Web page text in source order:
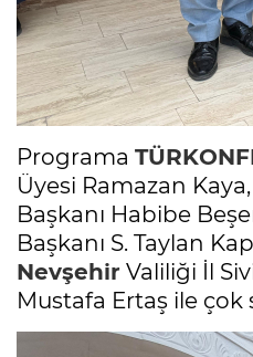
Programa
Üyesi Ramazan Kaya,
Başkanı Habibe
Başkanı S. Taylan
Nevşehir Valiliği İl
Mustafa Ertaş ile çok